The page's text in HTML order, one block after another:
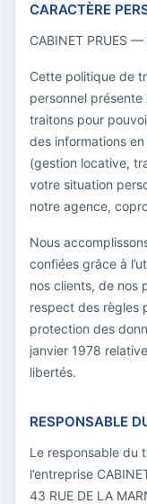
CARACTÈRE
CABINET PRUES
Cette politique de
personnel présente
traitons pour
des informations
(gestion locative,
votre situation
notre agence,
Nous
confiées grâce à
nos clients, de nos
respect des règles
protection des
janvier 1978
libertés.
RESPONSABLE
Le responsable du
l’entreprise
43 RUE DE LA